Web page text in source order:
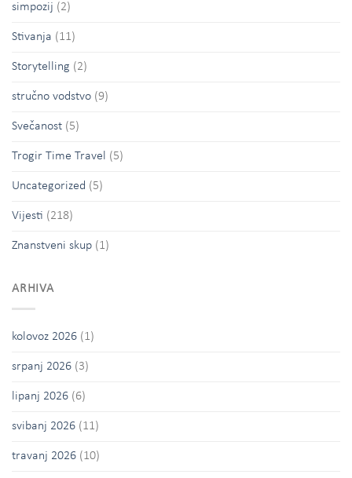
simpozij (2)
Stivanja (11)
Storytelling (2)
stručno vodstvo (9)
Svečanost (5)
Trogir Time Travel (5)
Uncategorized (5)
Vijesti (218)
Znanstveni skup (1)
ARHIVA
kolovoz 2026 (1)
srpanj 2026 (3)
lipanj 2026 (6)
svibanj 2026 (11)
travanj 2026 (10)